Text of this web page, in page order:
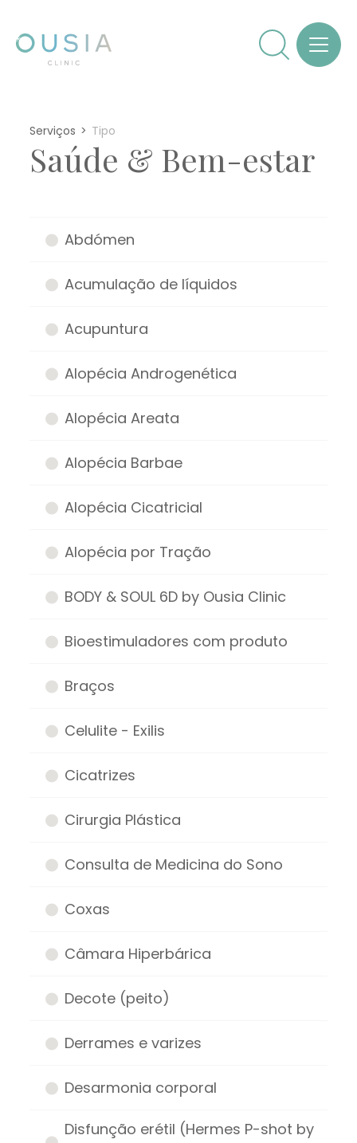
Serviços Tipo
Saúde & Bem-estar
Abdómen
Acumulação de líquidos
Acupuntura
Alopécia Androgenética
Alopécia Areata
Alopécia Barbae
Alopécia Cicatricial
Alopécia por Tração
BODY & SOUL 6D by Ousia Clinic
Bioestimuladores com produto
Braços
Celulite - Exilis
Cicatrizes
Cirurgia Plástica
Consulta de Medicina do Sono
Coxas
Câmara Hiperbárica
Decote (peito)
Derrames e varizes
Desarmonia corporal
Disfunção erétil (Hermes P-shot by